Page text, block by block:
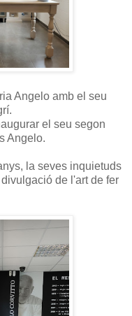
Angelo amb el seu
el seu segon
Angelo.
la seves inquietuds
de l'art de fer